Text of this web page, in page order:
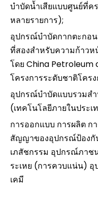
บำบัดน้ำเสียแบบศูนย์ที่
หลายรายการ);
อุปกรณ์บำบัดกากตะกอ
ที่สองสำหรับความก้าวห
โดย China Petroleum
โครงการระดับชาติโคร
อุปกรณ์บำบัดแบบรวมส
(เทคโนโลยีภายในประเ
การออกแบบ การผลิต ก
สัญญาของอุปกรณ์ป้องกั
เภสัชกรรม อุปกรณ์ภาช
ระเหย (การควบแน่น)
เคมี